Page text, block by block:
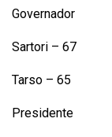
Governador
Sartori – 67
Tarso – 65
Presidente